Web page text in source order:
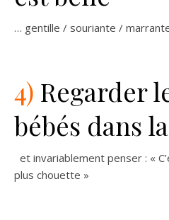
… gentille / souriante /
4) Regarder
bébés dans
et invariablement penser : «
plus chouette »